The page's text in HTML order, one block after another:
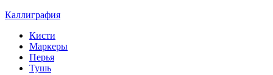
Каллиграфия
Кисти
Маркеры
Перья
Тушь